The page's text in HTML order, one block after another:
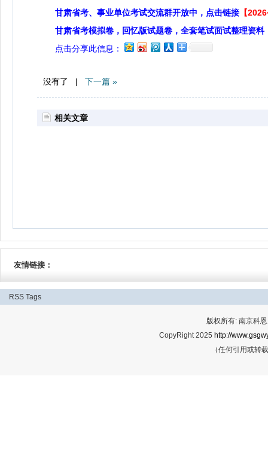
甘肃省考、事业单位考试交流群开放中，点击链接 【
甘肃省考模拟卷，回忆版试题卷，全套笔试面试整理资料
点击分享此信息：
没有了 | 下一篇 »
相关文章
友情链接：
RSS Tags
版权所有: 南京科
CopyRight 2025 http://
（任何引用或转